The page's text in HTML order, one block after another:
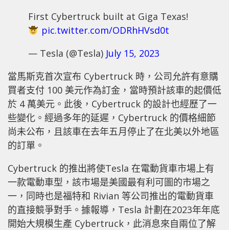
First Cybertruck built at Giga Texas!
pic.twitter.com/ODRhHVsd0t
— Tesla (@Tesla) July 15, 2023
當馬斯克首次宣布 Cybertruck 時，公司允許有意購
買者支付 100 美元作為訂金，當時預計該車的起價低
於 4 萬美元。此後，Cybertruck 的設計也經歷了一
些變化。經過多年的延遲，Cybertruck 的價格細節
尚未公布，且該車在去年五月停止了在北美以外地區
的訂單。
Cybertruck 的推出將使Tesla 在電動貨車市場上有
一款電動車型，該市場是美國最有利可圖的市場之
一，同時也是福特和 Rivian 等公司推出的電動貨車
的直接競爭對手。據報導，Tesla 計劃在2023年年底
開始大規模生產 Cybertruck，此消息來自兩位了解